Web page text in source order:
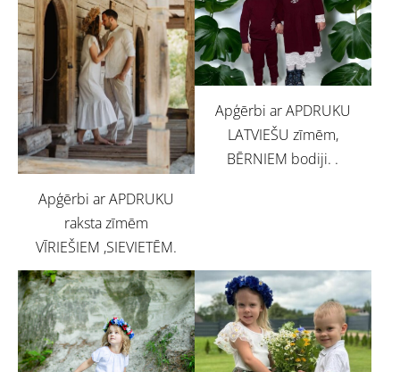
Apģērbi ar APDRUKU
raksta zīmēm
VĪRIEŠIEM ,SIEVIETĒM.
Apģērbi ar APDRUKU
LATVIEŠU zīmēm,
BĒRNIEM bodiji. .